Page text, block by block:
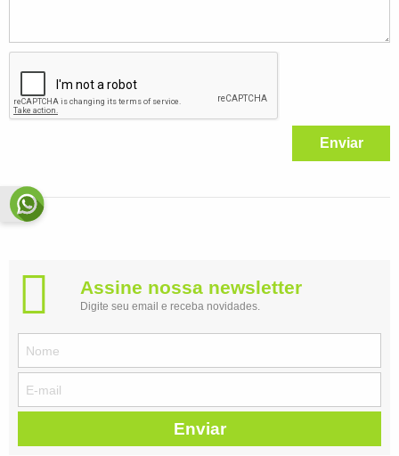
Enviar
Assine nossa newsletter
Digite seu email e receba novidades.
Enviar